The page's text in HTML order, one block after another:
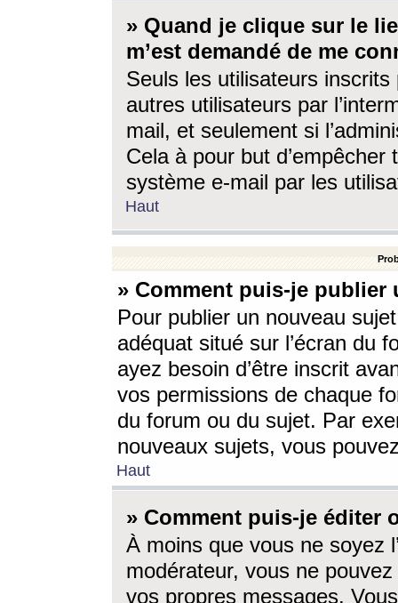
» Quand je clique sur le
m’est demandé de me
Seuls les utilisateurs
autres utilisateurs par
mail, et seulement si
Cela à pour but
système e-mail par les
Haut
» Comment puis-je
Pour publier un nouveau
adéquat situé sur l’écran du
ayez besoin d’être inscrit
vos permissions de chaque
du forum ou du sujet. Par
nouveaux sujets, vous
Haut
» Comment puis-je éditer
À moins que vous ne soyez
modérateur, vous ne
vos propres messages.